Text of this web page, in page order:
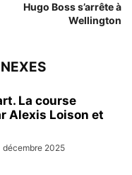
Hugo Boss s’arrête à
Wellington
La course
Alexis Loison et
décembre 2025